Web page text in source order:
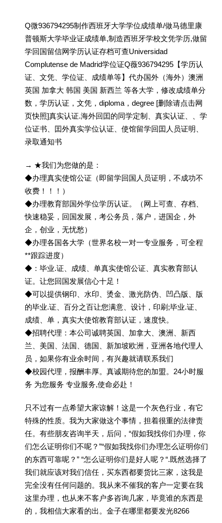
Q微936794295制作西班牙大学学位成绩单/做马德里康
普顿斯大学毕业证成绩单,制造西班牙学校文凭学历,做留
学回国留信网学历认证存档可查Universidad
Complutense de Madrid学位证Q薇936794295【学历认
证、文凭、学位证、成绩单等】代办国外（海外）澳洲
英国 加拿大 韩国 美国 新西兰 等各大学，修改成绩单分
数，学历认证，文凭，diploma，degree [删除请点击网
页快照]真实认证.海外回囯的同学定制、真实认证、、学
位证书、囯外真实学位认证、使馆留学回囯人员证明、
录取通知书
→ ★我们为您做的是：
◆办理真实使馆公证（即留学回国人员证明，不成功不
收费！！！）
◆办理教育部国外学位学历认证。（网上可查、存档、
快速稳妥，回国发展，考公务员，落户，进国企，外
企，创业，无忧愁）
◆办理各国各大学（世界名校一对一专业服务，可全程
**跟踪进度）
◆：毕业.证、成绩、单真实使馆公证、真实教育部认
证。让您回国发展信心十足！
◆可以提供钢印、水印、烫金、激光防伪、凹凸版、版
的毕业.证、百分之百让您满意、设计，印刷;毕业.证、
成绩、单，真实大使馆教育部认证，速度快。
◆招聘代理：本公司诚聘英国、加拿大、澳洲、新西
兰、美国、法国、德国、新加坡欧洲，亚洲各地代理人
员，如果你有业余时间，有兴趣就请联系我们
◆校园代理，报酬丰厚。真诚期待您的加盟。24小时服
务 为您服务 专业服务,使命必赴！
只不过有一点希望大家谅解！这是一个灰色行业，有它
特殊的性质。我为大家做这个事情，担着很重的法律责
任。有些朋友咨询半天，后问，“假如我找你们办理，你
们怎么证明你们不呢？”“假如我找你们办理怎么证明你们
的东西可靠呢？” “怎么证明你们是好人呢？“.既然选择了
我们就应该对我们信任，买东西都要货比三家，这我是
完全没有任何问题的。我从来不催我的客户一定要在我
这里办理，也从来不客户多咨询几家，毕竟谁的东西是
的，我相信大家看的出。金子在哪里都要发光8266